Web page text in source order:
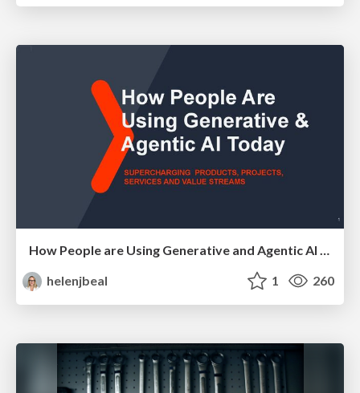
How People are Using Generative and Agentic AI to Supercharge Their Products, Projects, Services and Value Streams Today
helenjbeal
1 260